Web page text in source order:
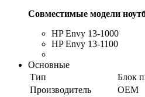
Совместимые модели
HP Envy 13-1000
HP Envy 13-1100
Основные
Тип
Блок
Производитель
OEM